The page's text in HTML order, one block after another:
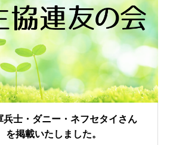
兵士・ダニー・ネフセタイさん
を掲載いたしました。